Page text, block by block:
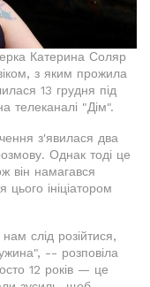
Катерина Соляр
з яким прожила
13 грудня під
телеканалі "Дім".
з'явилася два
Однак тоді це
він намагався
цього ініціатором
слід розійтися,
-- розповіла
12 років — це